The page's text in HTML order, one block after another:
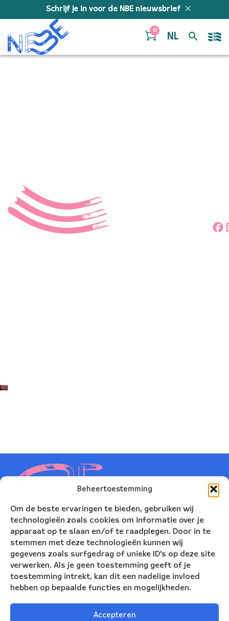
Beheertoestemming
Om de beste ervaringen te bieden, gebruiken wij
technologieën zoals cookies om informatie over je
apparaat op te slaan en/of te raadplegen. Door in te
stemmen met deze technologieën kunnen wij
gegevens zoals surfgedrag of unieke ID's op deze site
verwerken. Als je geen toestemming geeft of je
toestemming intrekt, kan dit een nadelige invloed
hebben op bepaalde functies en mogelijkheden.
Accepteren
Schrijf je in voor de NBE nieuwsbrief
0
NL
Nederlands Blazers Ensemble
Korte Leidsedwarsstraat 12